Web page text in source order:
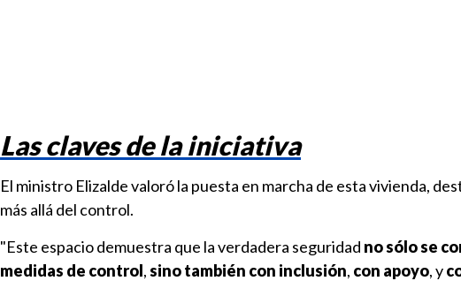
Las claves de la iniciativa
El ministro Elizalde valoró la puesta en marcha de esta vivienda,
más allá del control.
"Este espacio demuestra que la verdadera seguridad no sólo se
medidas de control,sino también con inclusión, con apoyo, y